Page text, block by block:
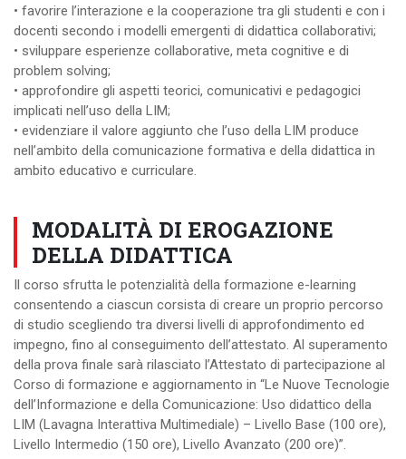
• favorire l’interazione e la cooperazione tra gli studenti e con i
docenti secondo i modelli emergenti di didattica collaborativi;
• sviluppare esperienze collaborative, meta cognitive e di
problem solving;
• approfondire gli aspetti teorici, comunicativi e pedagogici
implicati nell’uso della LIM;
• evidenziare il valore aggiunto che l’uso della LIM produce
nell’ambito della comunicazione formativa e della didattica in
ambito educativo e curriculare.
MODALITÀ DI EROGAZIONE
DELLA DIDATTICA
Il corso sfrutta le potenzialità della formazione e-learning
consentendo a ciascun corsista di creare un proprio percorso
di studio scegliendo tra diversi livelli di approfondimento ed
impegno, fino al conseguimento dell’attestato. Al superamento
della prova finale sarà rilasciato l’Attestato di partecipazione al
Corso di formazione e aggiornamento in “Le Nuove Tecnologie
dell’Informazione e della Comunicazione: Uso didattico della
LIM (Lavagna Interattiva Multimediale) – Livello Base (100 ore),
Livello Intermedio (150 ore), Livello Avanzato (200 ore)”.